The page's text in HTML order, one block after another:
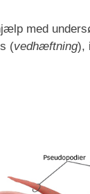
med
(vedhæftning),